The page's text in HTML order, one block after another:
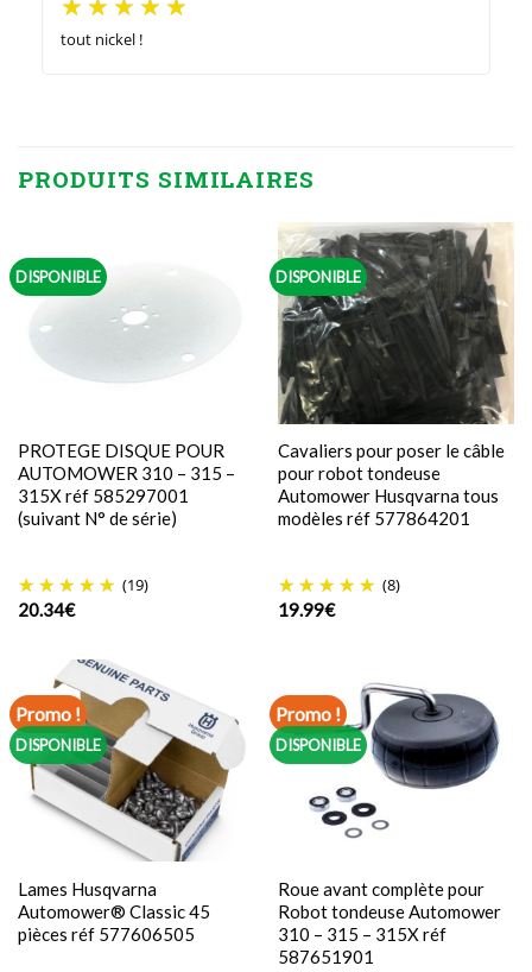
tout nickel !
PRODUITS SIMILAIRES
DISPONIBLE
PROTEGE DISQUE POUR
AUTOMOWER 310 – 315 –
315X réf 585297001
(suivant N° de série)
(19)
20.34€
DISPONIBLE
Cavaliers pour poser le câble
pour robot tondeuse
Automower Husqvarna tous
modèles réf 577864201
(8)
19.99€
Promo !
DISPONIBLE
Lames Husqvarna
Automower® Classic 45
pièces réf 577606505
Promo !
DISPONIBLE
Roue avant complète pour
Robot tondeuse Automower
310 – 315 – 315X réf
587651901